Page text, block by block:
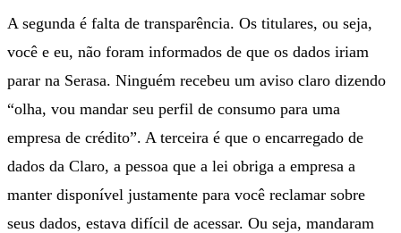
A segunda é falta de transparência. Os titulares, ou seja,
você e eu, não foram informados de que os dados iriam
parar na Serasa. Ninguém recebeu um aviso claro dizendo
“olha, vou mandar seu perfil de consumo para uma
empresa de crédito”. A terceira é que o encarregado de
dados da Claro, a pessoa que a lei obriga a empresa a
manter disponível justamente para você reclamar sobre
seus dados, estava difícil de acessar. Ou seja, mandaram